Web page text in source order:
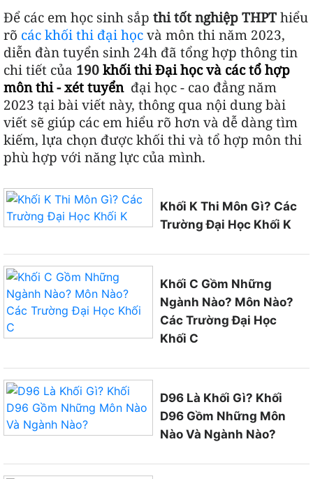
Để các em học sinh sắp thi tốt nghiệp THPT hiểu
rõ các khối thi đại học và môn thi năm 2023,
diễn đàn tuyển sinh 24h đã tổng hợp thông tin
chi tiết của 190 khối thi Đại học và các tổ hợp
môn thi - xét tuyểnđại học - cao đẳng năm
2023 tại bài viết này, thông qua nội dung bài
viết sẽ giúp các em hiểu rõ hơn và dễ dàng tìm
kiếm, lựa chọn được khối thi và tổ hợp môn thi
phù hợp với năng lực của mình.
Khối K Thi Môn Gì? Các
Trường Đại Học Khối K
Khối C Gồm Những
Ngành Nào? Môn Nào?
Các Trường Đại Học
Khối C
D96 Là Khối Gì? Khối
D96 Gồm Những Môn
Nào Và Ngành Nào?